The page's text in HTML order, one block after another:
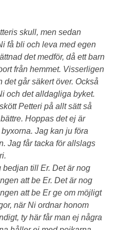
skull, men sedan
få bli och leva med egen
det medför, då ett barn
från hemmet. Visserligen
det går säkert över. Också
och det alldagliga byket.
Petteri på allt sätt så
Hoppas det ej är
Jag kan ju föra
Jag får tacka för allslags
till Er. Det är nog
att be Er. Det är nog
att be Er ge om möjligt
när Ni ordnar honom
ty här får man ej några